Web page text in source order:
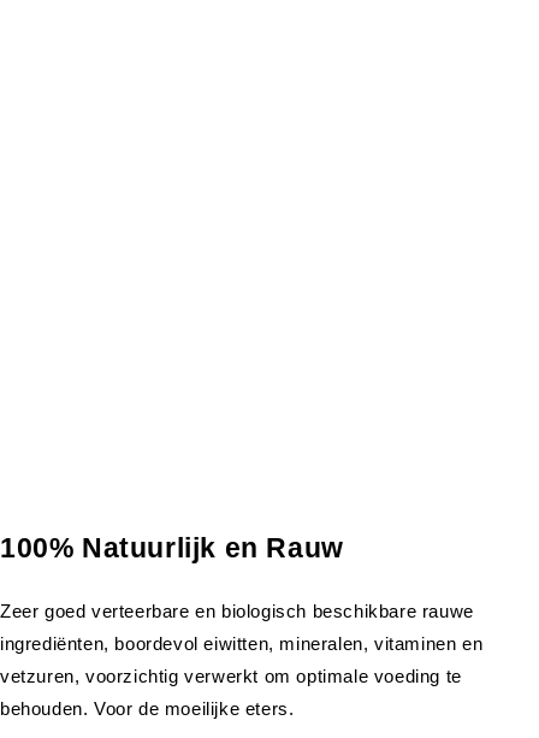
100% Natuurlijk en Rauw
Zeer goed verteerbare en biologisch beschikbare rauwe
ingrediënten, boordevol eiwitten, mineralen, vitaminen en
vetzuren, voorzichtig verwerkt om optimale voeding te
behouden. Voor de moeilijke eters.